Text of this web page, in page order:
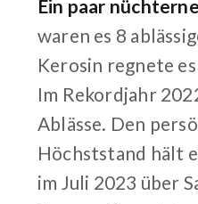
Ein paar
waren es 8
Kerosin regnete
Im Rekordjahr
Ablässe. Den
Höchststand hält
im Juli 2023 über